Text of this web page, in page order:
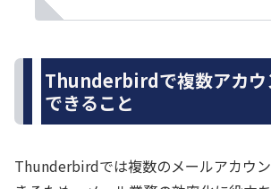
Thunderbirdで複数アカウ
できること
Thunderbirdでは複数のメールアカウ